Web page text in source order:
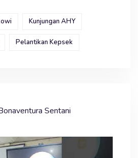
Kunjungan AHY
Pelantikan Kepsek
Sentani